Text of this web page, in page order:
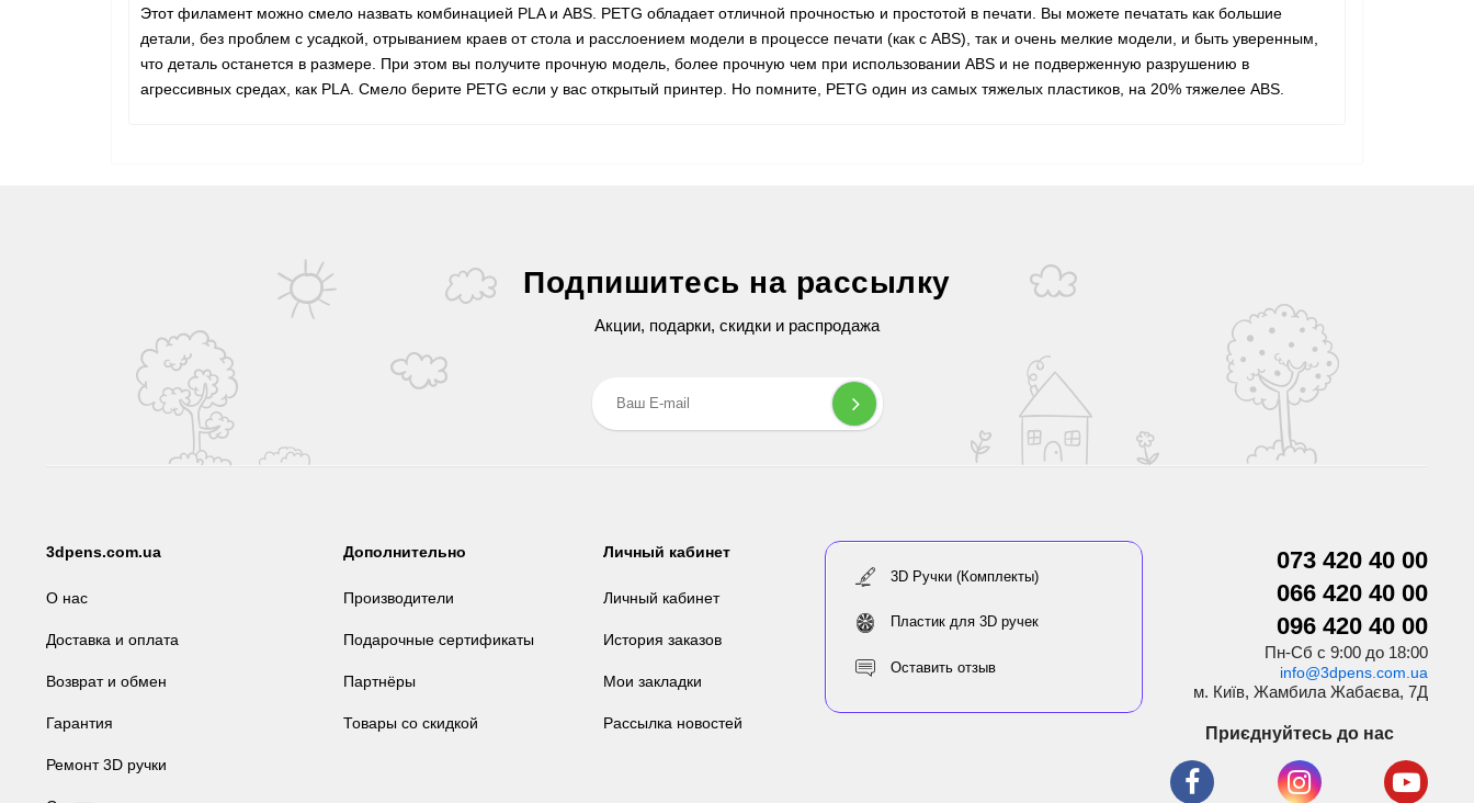
Этот филамент можно смело назвать комбинацией PLA и ABS. PETG обладает отличной прочностью и простотой в печати. Вы можете печатать как большие
детали, без проблем с усадкой, отрыванием краев от стола и расслоением модели в процессе печати (как с ABS), так и очень мелкие модели, и быть уверенным,
что деталь останется в размере. При этом вы получите прочную модель, более прочную чем при использовании ABS и не подверженную разрушению в
агрессивных средах, как PLA. Смело берите PETG если у вас открытый принтер. Но помните, PETG один из самых тяжелых пластиков, на 20% тяжелее ABS.
Подпишитесь на рассылку
Акции, подарки, скидки и распродажа
3dpens.com.ua
О нас
Доставка и оплата
Возврат и обмен
Гарантия
Ремонт 3D ручки
Дополнительно
Производители
Подарочные сертификаты
Партнёры
Товары со скидкой
Личный кабинет
Личный кабинет
История заказов
Мои закладки
Рассылка новостей
3D Ручки (Комплекты)
Пластик для 3D ручек
Оставить отзыв
073 420 40 00
066 420 40 00
096 420 40 00
Пн-Сб с 9:00 до 18:00
info@3dpens.com.ua
м. Київ, Жамбила Жабаєва, 7Д
Приєднуйтесь до нас